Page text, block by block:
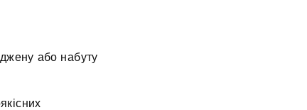
або набуту